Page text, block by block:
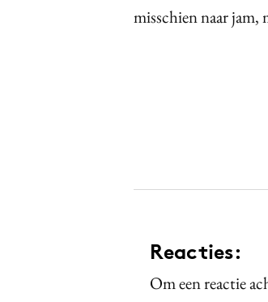
misschien naar jam,
Reacties:
Om een reactie